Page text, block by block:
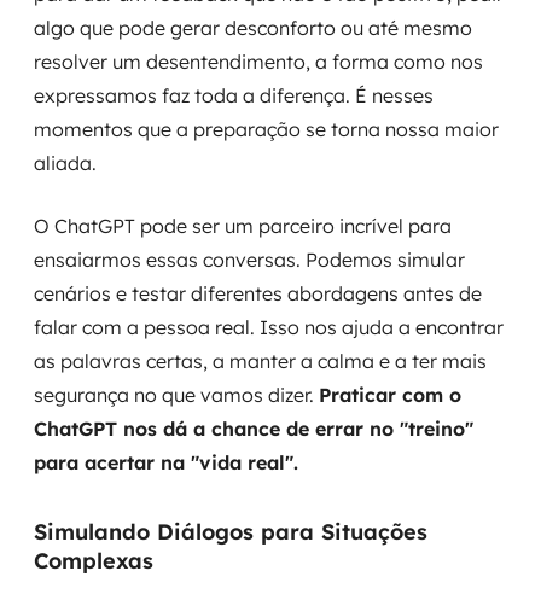
algo que pode gerar desconforto ou até mesmo
resolver um desentendimento, a forma como nos
expressamos faz toda a diferença. É nesses
momentos que a preparação se torna nossa maior
aliada.
O ChatGPT pode ser um parceiro incrível para
ensaiarmos essas conversas. Podemos simular
cenários e testar diferentes abordagens antes de
falar com a pessoa real. Isso nos ajuda a encontrar
as palavras certas, a manter a calma e a ter mais
segurança no que vamos dizer. Praticar com o
ChatGPT nos dá a chance de errar no "treino"
para acertar na "vida real".
Simulando Diálogos para Situações
Complexas